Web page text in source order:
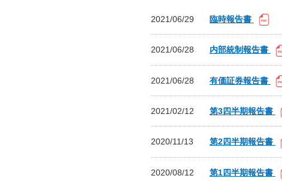
2021/06/29 臨時報告書
2021/06/28 内部統制報告書
2021/06/28 有価証券報告書
2021/02/12 第3四半期報告書
2020/11/13 第2四半期報告書
2020/08/12 第1四半期報告書